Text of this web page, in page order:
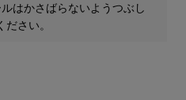
はかさばらないようつぶし
さい。